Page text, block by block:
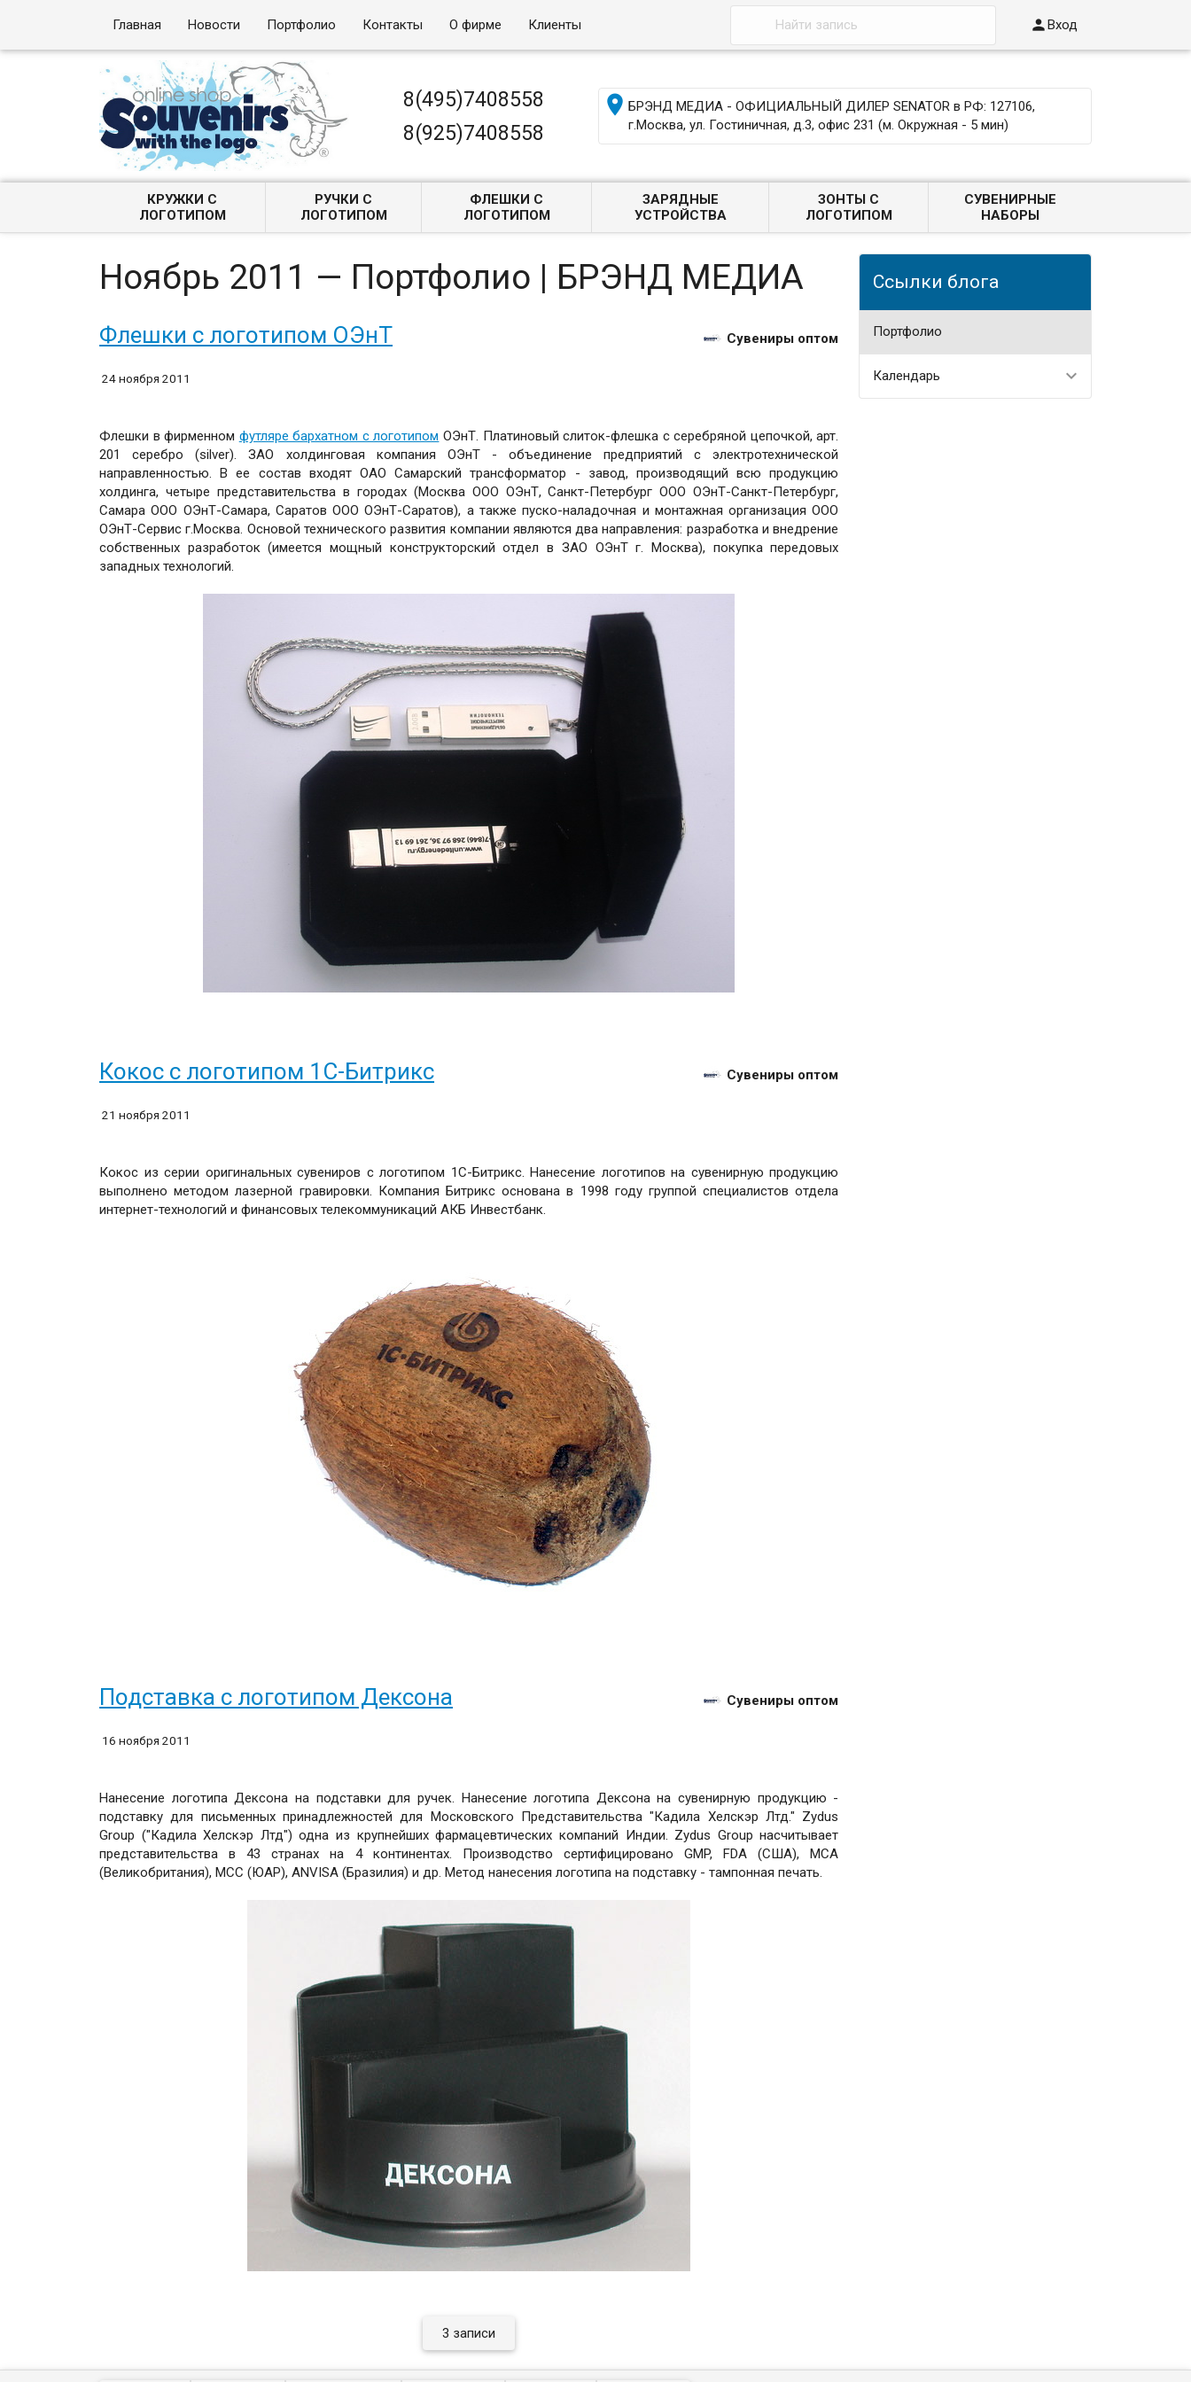
Главная Новости Портфолио Контакты О фирме Клиенты Вход
8(495)7408558
8(925)7408558
БРЭНД МЕДИА - ОФИЦИАЛЬНЫЙ ДИЛЕР SENATOR в РФ: 127106,
г.Москва, ул. Гостиничная, д.3, офис 231 (м. Окружная - 5 мин)
КРУЖКИ С
ЛОГОТИПОМ
РУЧКИ С
ЛОГОТИПОМ
ФЛЕШКИ С
ЛОГОТИПОМ
ЗАРЯДНЫЕ
УСТРОЙСТВА
ЗОНТЫ С
ЛОГОТИПОМ
СУВЕНИРНЫЕ
НАБОРЫ
Ссылки блога
Портфолио
Календарь
Ноябрь 2011 — Портфолио | БРЭНД МЕДИА
Флешки с логотипом ОЭнТ Сувениры оптом
24 ноября 2011
Флешки в фирменном футляре бархатном с логотипом ОЭнТ. Платиновый слиток-флешка с серебряной цепочкой, арт.
201 серебро (silver). ЗАО холдинговая компания ОЭнТ - объединение предприятий с электротехнической
направленностью. В ее состав входят ОАО Самарский трансформатор - завод, производящий всю продукцию
холдинга, четыре представительства в городах (Москва ООО ОЭнТ, Санкт-Петербург ООО ОЭнТ-Санкт-Петербург,
Самара ООО ОЭнТ-Самара, Саратов ООО ОЭнТ-Саратов), а также пуско-наладочная и монтажная организация ООО
ОЭнТ-Сервис г.Москва. Основой технического развития компании являются два направления: разработка и внедрение
собственных разработок (имеется мощный конструкторский отдел в ЗАО ОЭнТ г. Москва), покупка передовых
западных технологий.
Кокос с логотипом 1С-Битрикс Сувениры оптом
21 ноября 2011
Кокос из серии оригинальных сувениров с логотипом 1С-Битрикс. Нанесение логотипов на сувенирную продукцию
выполнено методом лазерной гравировки. Компания Битрикс основана в 1998 году группой специалистов отдела
интернет-технологий и финансовых телекоммуникаций АКБ Инвестбанк.
Подставка с логотипом Дексона Сувениры оптом
16 ноября 2011
Нанесение логотипа Дексона на подставки для ручек. Нанесение логотипа Дексона на сувенирную продукцию -
подставку для письменных принадлежностей для Московского Представительства "Кадила Хелскэр Лтд." Zydus
Group ("Кадила Хелскэр Лтд") одна из крупнейших фармацевтических компаний Индии. Zydus Group насчитывает
представительства в 43 странах на 4 континентах. Производство сертифицировано GMP, FDA (США), MCA
(Великобритания), MCC (ЮАР), ANVISA (Бразилия) и др. Метод нанесения логотипа на подставку - тампонная печать.
3 записи